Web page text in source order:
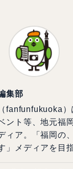
集部
fanfunfukuoka
ント等、地元福
ィア。「福岡の
」メディアを目